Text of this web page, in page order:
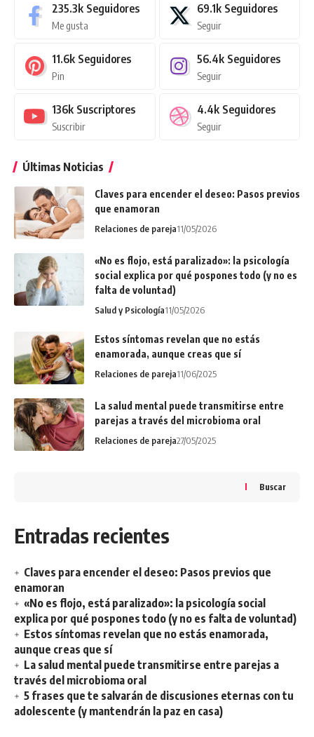
235.3k Seguidores
Me gusta
69.1k Seguidores
Seguir
11.6k Seguidores
Pin
56.4k Seguidores
Seguir
136k Suscriptores
Suscribir
4.4k Seguidores
Seguir
Últimas Noticias
Claves para encender el deseo: Pasos previos
que enamoran
Relaciones de pareja11/05/2026
«No es flojo, está paralizado»: la psicología
social explica por qué pospones todo (y no es
falta de voluntad)
Salud y Psicología11/05/2026
Estos síntomas revelan que no estás
enamorada, aunque creas que sí
Relaciones de pareja11/06/2025
La salud mental puede transmitirse entre
parejas a través del microbioma oral
Relaciones de pareja27/05/2025
Buscar
Entradas recientes
Claves para encender el deseo: Pasos previos que
enamoran
«No es flojo, está paralizado»: la psicología social
explica por qué pospones todo (y no es falta de voluntad)
Estos síntomas revelan que no estás enamorada,
aunque creas que sí
La salud mental puede transmitirse entre parejas a
través del microbioma oral
5 frases que te salvarán de discusiones eternas con tu
adolescente (y mantendrán la paz en casa)